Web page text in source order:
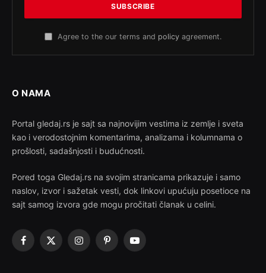
Agree to the our terms and policy agreement.
O NAMA
Portal gledaj.rs je sajt sa najnovijim vestima iz zemlje i sveta
kao i verodostojnim komentarima, analizama i kolumnama o
prošlosti, sadašnjosti i budućnosti.
Pored toga Gledaj.rs na svojim stranicama prikazuje i samo
naslov, izvor i sažetak vesti, dok linkovi upućuju posetioce na
sajt samog izvora gde mogu pročitati članak u celini.
Facebook
X
InstagramPinterestYouTube